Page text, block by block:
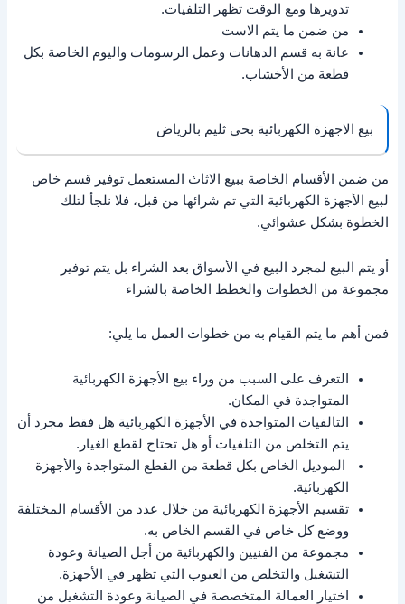
تدويرها ومع الوقت تظهر التلفيات.
من ضمن ما يتم الاست
عانة به قسم الدهانات وعمل الرسومات واليوم الخاصة بكل
قطعة من الأخشاب.
بيع الاجهزة الكهربائية بحي ثليم بالرياض
من ضمن الأقسام الخاصة ببيع الاثاث المستعمل توفير قسم خاص
لبيع الأجهزة الكهربائية التي تم شرائها من قبل، فلا نلجأ لتلك
الخطوة بشكل عشوائي.
أو يتم البيع لمجرد البيع في الأسواق بعد الشراء بل يتم توفير
مجموعة من الخطوات والخطط الخاصة بالشراء
فمن أهم ما يتم القيام به من خطوات العمل ما يلي:
التعرف على السبب من وراء بيع الأجهزة الكهربائية
المتواجدة في المكان.
التالفيات المتواجدة في الأجهزة الكهربائية هل فقط مجرد أن
يتم التخلص من التلفيات أو هل تحتاج لقطع الغيار.
الموديل الخاص بكل قطعة من القطع المتواجدة والأجهزة
الكهربائية.
تقسيم الأجهزة الكهربائية من خلال عدد من الأقسام المختلفة
ووضع كل خاص في القسم الخاص به.
مجموعة من الفنيين والكهربائية من أجل الصيانة وعودة
التشغيل والتخلص من العيوب التي تظهر في الأجهزة.
اختيار العمالة المتخصصة في الصيانة وعودة التشغيل من